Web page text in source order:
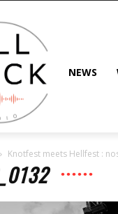
NEWS
Knotfest meets Hellfest :